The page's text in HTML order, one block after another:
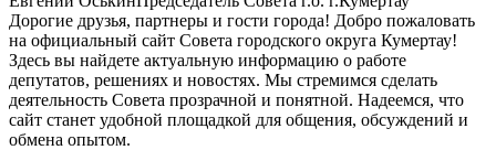
Дорогие друзья, партнеры и гости города! Добро пожаловать
на официальный сайт Совета городского округа Кумертау!
Здесь вы найдете актуальную информацию о работе
депутатов, решениях и новостях. Мы стремимся сделать
деятельность Совета прозрачной и понятной. Надеемся, что
сайт станет удобной площадкой для общения, обсуждений и
обмена опытом.